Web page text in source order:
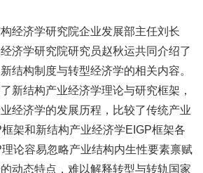
经济学研究院企业发展部主任刘长
济学研究院研究员赵秋运共同介绍了
结构制度与转型经济学的相关内容。
新结构产业经济学理论与研究框架，
经济学的发展历程，比较了传统产业
架和新结构产业经济学EIGP框架各
论容易忽略产业结构内生性要素禀赋
动态特点，难以解释转型与转轨国家